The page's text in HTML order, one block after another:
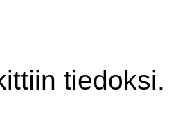
tiedoksi.